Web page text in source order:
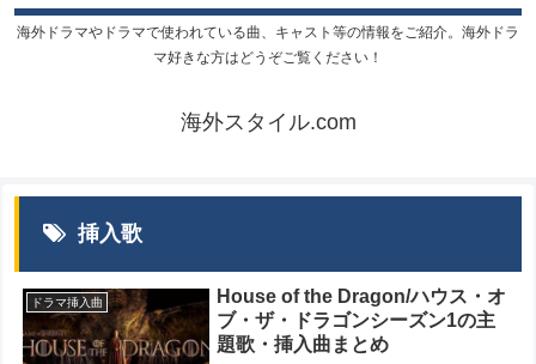
海外ドラマやドラマで使われている曲、キャスト等の情報をご紹介。海外ドラ
マ好きな方はどうぞご覧ください！
海外スタイル.com
挿入歌
ドラマ挿入曲
House of the Dragon/ハウス・オ
ブ・ザ・ドラゴンシーズン1の主
題歌・挿入曲まとめ